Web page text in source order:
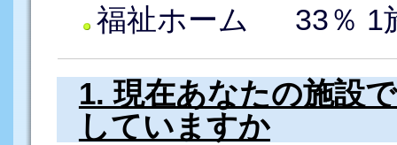
福祉ホーム 33％ 1
1. 現在あなたの施設
していますか